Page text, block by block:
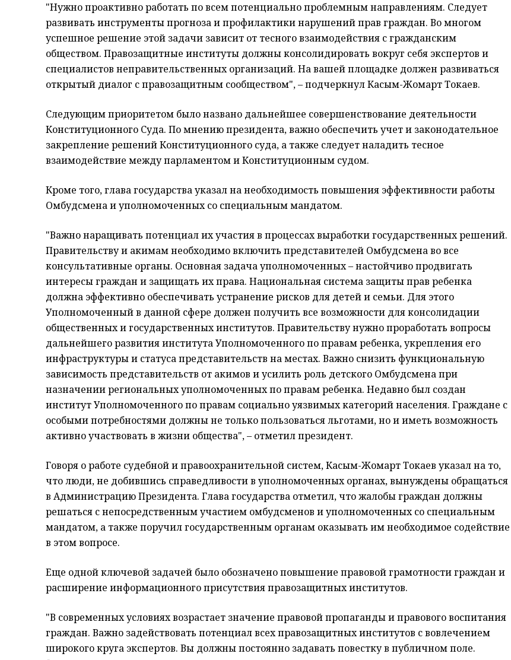
"Нужно проактивно работать по всем потенциально проблемным направлениям. Следует
развивать инструменты прогноза и профилактики нарушений прав граждан. Во многом
успешное решение этой задачи зависит от тесного взаимодействия с гражданским
обществом. Правозащитные институты должны консолидировать вокруг себя экспертов и
специалистов неправительственных организаций. На вашей площадке должен развиваться
открытый диалог с правозащитным сообществом", – подчеркнул Касым-Жомарт Токаев.
Следующим приоритетом было названо дальнейшее совершенствование деятельности
Конституционного Суда. По мнению президента, важно обеспечить учет и законодательное
закрепление решений Конституционного суда, а также следует наладить тесное
взаимодействие между парламентом и Конституционным судом.
Кроме того, глава государства указал на необходимость повышения эффективности работы
Омбудсмена и уполномоченных со специальным мандатом.
"Важно наращивать потенциал их участия в процессах выработки государственных решений.
Правительству и акимам необходимо включить представителей Омбудсмена во все
консультативные органы. Основная задача уполномоченных – настойчиво продвигать
интересы граждан и защищать их права. Национальная система защиты прав ребенка
должна эффективно обеспечивать устранение рисков для детей и семьи. Для этого
Уполномоченный в данной сфере должен получить все возможности для консолидации
общественных и государственных институтов. Правительству нужно проработать вопросы
дальнейшего развития института Уполномоченного по правам ребенка, укрепления его
инфраструктуры и статуса представительств на местах. Важно снизить функциональную
зависимость представительств от акимов и усилить роль детского Омбудсмена при
назначении региональных уполномоченных по правам ребенка. Недавно был создан
институт Уполномоченного по правам социально уязвимых категорий населения. Граждане с
особыми потребностями должны не только пользоваться льготами, но и иметь возможность
активно участвовать в жизни общества", – отметил президент.
Говоря о работе судебной и правоохранительной систем, Касым-Жомарт Токаев указал на то,
что люди, не добившись справедливости в уполномоченных органах, вынуждены обращаться
в Администрацию Президента. Глава государства отметил, что жалобы граждан должны
решаться с непосредственным участием омбудсменов и уполномоченных со специальным
мандатом, а также поручил государственным органам оказывать им необходимое содействие
в этом вопросе.
Еще одной ключевой задачей было обозначено повышение правовой грамотности граждан и
расширение информационного присутствия правозащитных институтов.
"В современных условиях возрастает значение правовой пропаганды и правового воспитания
граждан. Важно задействовать потенциал всех правозащитных институтов с вовлечением
широкого круга экспертов. Вы должны постоянно задавать повестку в публичном поле.